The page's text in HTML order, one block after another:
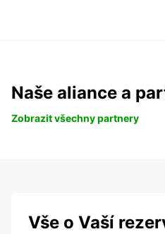
Naše aliance a
Zobrazit všechny partnery
Vše o Vaší